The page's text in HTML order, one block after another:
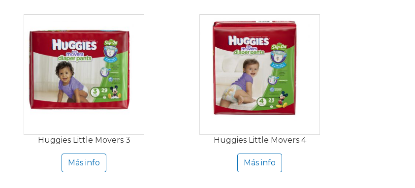
Huggies Little Movers 3
Más info
Huggies Little Movers 4
Más info